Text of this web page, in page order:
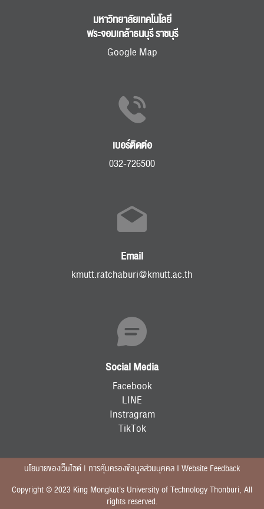
มหาวิทยาลัยเทคโนโลยี
พระจอมเกล้าธนบุรี ราชบุรี
Google Map
เบอร์ติดต่อ
032-726500
Email
kmutt.ratchaburi@kmutt.ac.th
Social Media
Facebook
LINE
Instragram
TikTok
นโยบายของเว็บไซต์ | การคุ้มครองข้อมูลส่วนบุคคล I Website Feedback
Copyright © 2023 King Mongkut’s University of Technology Thonburi, All
rights reserved.